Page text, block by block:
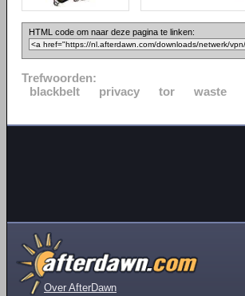
HTML code om naar deze pagina te linken:
Trefwoorden:
blackbelt
privacy tor waste
Over AfterDawn